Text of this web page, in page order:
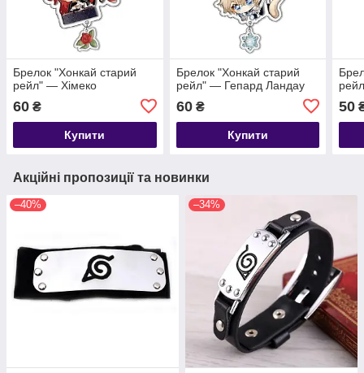
Брелок "Хонкай старий
рейл" — Хімеко
60 ₴
Купити
Брелок "Хонкай старий
рейл" — Гепард Ландау
60₴
Купити
50
Акційні пропозиції та новинки
–40% –34%